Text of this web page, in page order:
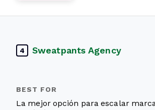
4 Sweatpants Agency
La mejor opción para escalar